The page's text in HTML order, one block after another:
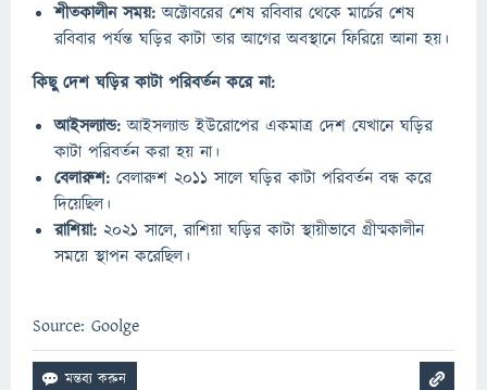
শীতকালীন সময়: অক্টোবরের শেষ রবিবার থেকে মার্চের শেষ
রবিবার পর্যন্ত ঘড়ির কাটা তার আগের অবস্থানে ফিরিয়ে আনা হয়।
কিছু দেশ ঘড়ির কাটা পরিবর্তন করে না:
আইসল্যান্ড: আইসল্যান্ড ইউরোপের একমাত্র দেশ যেখানে ঘড়ির
কাটা পরিবর্তন করা হয় না।
বেলারুশ: বেলারুশ ২০১১ সালে ঘড়ির কাটা পরিবর্তন বন্ধ করে
দিয়েছিল।
রাশিয়া: ২০২১ সালে, রাশিয়া ঘড়ির কাটা স্থায়ীভাবে গ্রীষ্মকালীন
সময়ে স্থাপন করেছিল।
Source: Goolge